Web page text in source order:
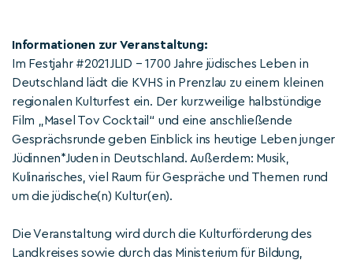
Informationen zur Veranstaltung:
Im Festjahr #2021JLID – 1700 Jahre jüdisches Leben in
Deutschland lädt die KVHS in Prenzlau zu einem kleinen
regionalen Kulturfest ein. Der kurzweilige halbstündige
Film „Masel Tov Cocktail“ und eine anschließende
Gesprächsrunde geben Einblick ins heutige Leben junger
Jüdinnen*Juden in Deutschland. Außerdem: Musik,
Kulinarisches, viel Raum für Gespräche und Themen rund
um die jüdische(n) Kultur(en).
Die Veranstaltung wird durch die Kulturförderung des
Landkreises sowie durch das Ministerium für Bildung,